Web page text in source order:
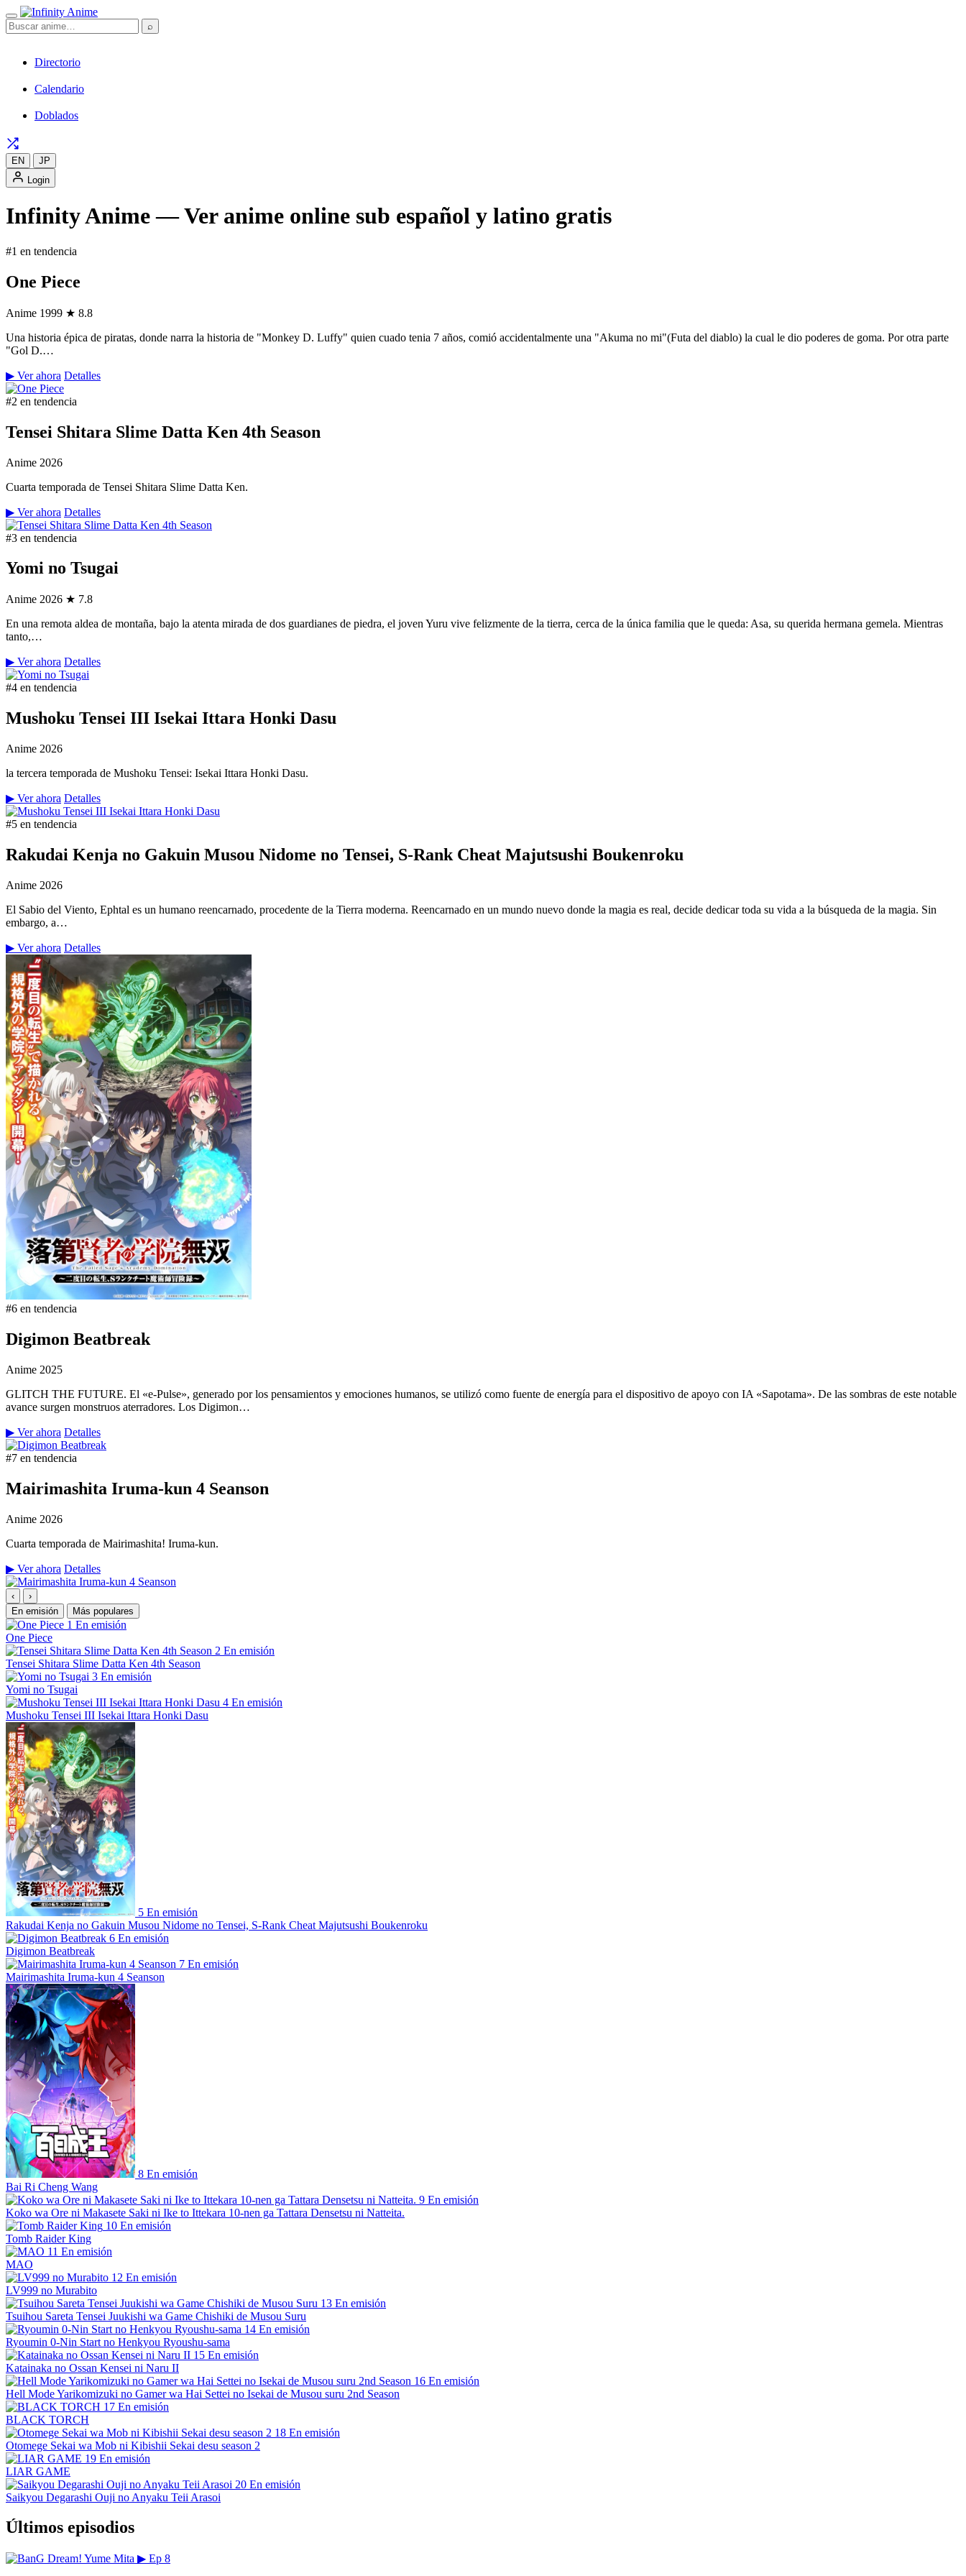
⌕
Directorio
Calendario
Doblados
EN
JP
Login
Infinity Anime — Ver anime online sub español y latino gratis
#1 en tendencia
One Piece
Anime 1999 ★ 8.8
Una historia épica de piratas, donde narra la historia de "Monkey D. Luffy" quien cuado tenia 7 años, comió accidentalmente una "Akuma no mi"(Futa del diablo) la cual le dio poderes de goma. Por otra parte
"Gol D.…
▶ Ver ahora Detalles
#2 en tendencia
Tensei Shitara Slime Datta Ken 4th Season
Anime 2026
Cuarta temporada de Tensei Shitara Slime Datta Ken.
▶ Ver ahora Detalles
#3 en tendencia
Yomi no Tsugai
Anime 2026 ★ 7.8
En una remota aldea de montaña, bajo la atenta mirada de dos guardianes de piedra, el joven Yuru vive felizmente de la tierra, cerca de la única familia que le queda: Asa, su querida hermana gemela. Mientras
tanto,…
▶ Ver ahora Detalles
#4 en tendencia
Mushoku Tensei III Isekai Ittara Honki Dasu
Anime 2026
la tercera temporada de Mushoku Tensei: Isekai Ittara Honki Dasu.
▶ Ver ahora Detalles
#5 en tendencia
Rakudai Kenja no Gakuin Musou Nidome no Tensei, S-Rank Cheat Majutsushi Boukenroku
Anime 2026
El Sabio del Viento, Ephtal es un humano reencarnado, procedente de la Tierra moderna. Reencarnado en un mundo nuevo donde la magia es real, decide dedicar toda su vida a la búsqueda de la magia. Sin
embargo, a…
▶ Ver ahora Detalles
#6 en tendencia
Digimon Beatbreak
Anime 2025
GLITCH THE FUTURE. El «e-Pulse», generado por los pensamientos y emociones humanos, se utilizó como fuente de energía para el dispositivo de apoyo con IA «Sapotama». De las sombras de este notable
avance surgen monstruos aterradores. Los Digimon…
▶ Ver ahora Detalles
#7 en tendencia
Mairimashita Iruma-kun 4 Seanson
Anime 2026
Cuarta temporada de Mairimashita! Iruma-kun.
▶ Ver ahora Detalles
‹
›
En emisión
Más populares
1 En emisión
One Piece
2 En emisión
Tensei Shitara Slime Datta Ken 4th Season
3 En emisión
Yomi no Tsugai
4 En emisión
Mushoku Tensei III Isekai Ittara Honki Dasu
5 En emisión
Rakudai Kenja no Gakuin Musou Nidome no Tensei, S-Rank Cheat Majutsushi Boukenroku
6 En emisión
Digimon Beatbreak
7 En emisión
Mairimashita Iruma-kun 4 Seanson
8 En emisión
Bai Ri Cheng Wang
9 En emisión
Koko wa Ore ni Makasete Saki ni Ike to Ittekara 10-nen ga Tattara Densetsu ni Natteita.
10 En emisión
Tomb Raider King
11 En emisión
MAO
12 En emisión
LV999 no Murabito
13 En emisión
Tsuihou Sareta Tensei Juukishi wa Game Chishiki de Musou Suru
14 En emisión
Ryoumin 0-Nin Start no Henkyou Ryoushu-sama
15 En emisión
Katainaka no Ossan Kensei ni Naru II
16 En emisión
Hell Mode Yarikomizuki no Gamer wa Hai Settei no Isekai de Musou suru 2nd Season
17 En emisión
BLACK TORCH
18 En emisión
Otomege Sekai wa Mob ni Kibishii Sekai desu season 2
19 En emisión
LIAR GAME
20 En emisión
Saikyou Degarashi Ouji no Anyaku Teii Arasoi
Últimos episodios
▶ Ep 8